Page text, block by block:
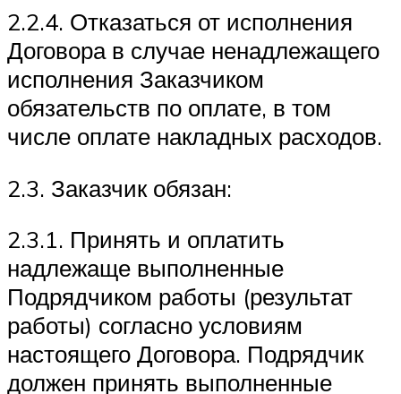
2.2.4. Отказаться от исполнения
Договора в случае ненадлежащего
исполнения Заказчиком
обязательств по оплате, в том
числе оплате накладных расходов.
2.3. Заказчик обязан:
2.3.1. Принять и оплатить
надлежаще выполненные
Подрядчиком работы (результат
работы) согласно условиям
настоящего Договора. Подрядчик
должен принять выполненные